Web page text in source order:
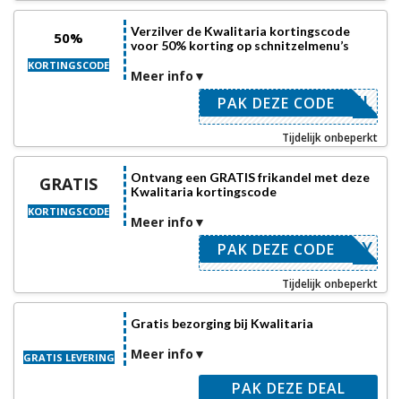
50%
KORTINGSCODE
Verzilver de Kwalitaria kortingscode
voor 50% korting op schnitzelmenu’s
Meer info
CHNITZEL
PAK DEZE CODE
Tijdelijk onbeperkt
GRATIS
KORTINGSCODE
Ontvang een GRATIS frikandel met deze
Kwalitaria kortingscode
Meer info
KANDAISY
PAK DEZE CODE
Tijdelijk onbeperkt
GRATIS LEVERING
Gratis bezorging bij Kwalitaria
Meer info
PAK DEZE DEAL